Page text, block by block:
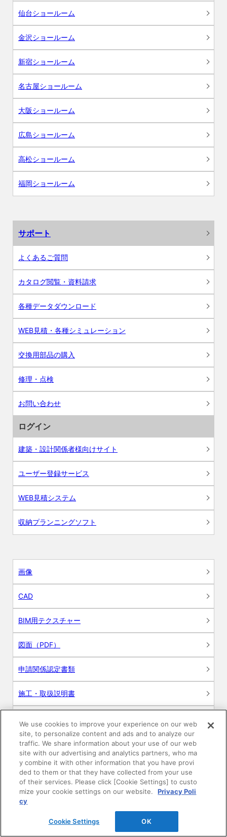
仙台ショールーム
金沢ショールーム
新宿ショールーム
名古屋ショールーム
大阪ショールーム
広島ショールーム
高松ショールーム
福岡ショールーム
サポート
よくあるご質問
カタログ閲覧・資料請求
各種データダウンロード
WEB見積・各種シミュレーション
交換用部品の購入
修理・点検
お問い合わせ
ログイン
建築・設計関係者様向けサイト
ユーザー登録サービス
WEB見積システム
収納プランニングソフト
画像
CAD
BIM用テクスチャー
図面（PDF）
申請関係認定書類
施工・取扱説明書
シミュレーションツール
24時間換気システム〈エアスマート〉
簡易設計見積ソフト
R&Dセンター環境測定・分析サービス
We use cookies to improve your experience on our web
site, to personalize content and ads and to analyze our
traffic. We share information about your use of our web
site with our advertising and analytics partners, who ma
y combine it with other information that you have provi
ded to them or that they have collected from your use
of their services. Please click [Cookie Settings] to custo
mize your cookie settings on our website.
Privacy Poli
cy
Cookie Settings OK